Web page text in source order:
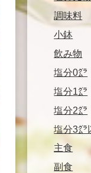
調味料
小鉢
飲み物
塩分0㌘
塩分1㌘
塩分2㌘
塩分3㌘
主食
副食